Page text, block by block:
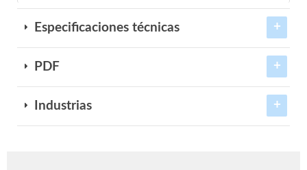
Especificaciones técnicas
PDF
Industrias